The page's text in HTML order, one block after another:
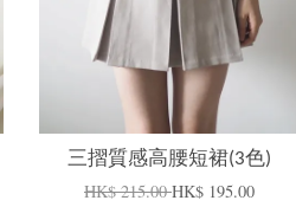
三摺質感高腰短裙(3色)
HK$ 215.00HK$ 195.00